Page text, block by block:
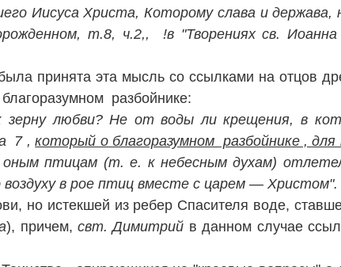
Иисуса Христа, Которому слава и держава,
т.8, ч.2,, !в "Творениях св.
принята эта мысль со ссылками на отцов
разбойнике:
любви? Не от воды ли крещения, в
7 ,который о благоразумном разбойнике ,
птицам (т. е. к небесным духам)
в рое птиц вместе с царем — Христом".
но истекшей из ребер Спасителя воде,
), причем,свт. Димитрий в данном случае